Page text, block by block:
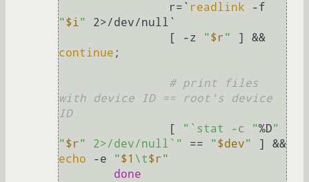
                r=`
readlink
"$i"
2>/dev/null`
                [ -z
"$r"
continue ;
# print files
with device ID == root's device
ID
                [
"`stat -c "%D"
"$r" 2>/dev/null`" == "$dev"
] &&
echo -e "$1 \t$r"
done